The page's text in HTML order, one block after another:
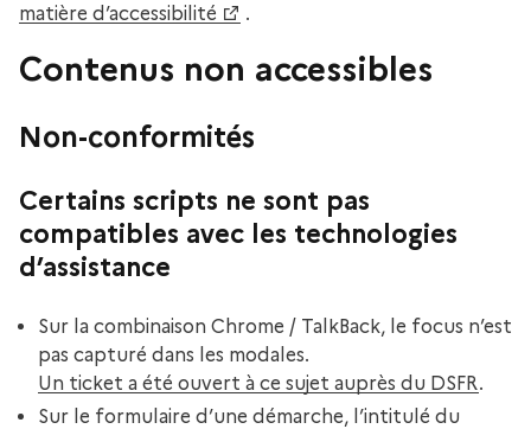
matière d’accessibilité
.
Contenus non accessibles
Non-conformités
Certains scripts ne sont pas
compatibles avec les technologies
d’assistance
Sur la combinaison Chrome / TalkBack, le focus n’est
pas capturé dans les modales.
Un ticket a été ouvert à ce sujet auprès du DSFR.
Sur le formulaire d’une démarche, l’intitulé du